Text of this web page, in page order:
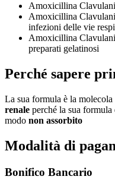
Amoxicillina
Amoxicillina
infezioni delle vie
Amoxicillina
preparati gelatinosi
Perché sapere
La sua formula è la
renale perché la sua
modo non assorbito
Modalità di
Bonifico Bancario